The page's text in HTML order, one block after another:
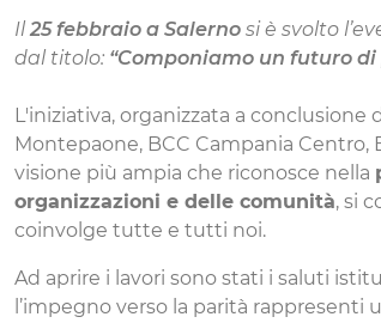
Il25 febbraio a Salerno si è svolto
dal titolo: “Componiamo un futuro di
L'iniziativa, organizzata a conclusione
Montepaone, BCC Campania Centro,
visione più ampia che riconosce nella
organizzazioni e delle comunità, si
coinvolge tutte e tutti noi.
Ad aprire i lavori sono stati i saluti
l’impegno verso la parità rappresenti